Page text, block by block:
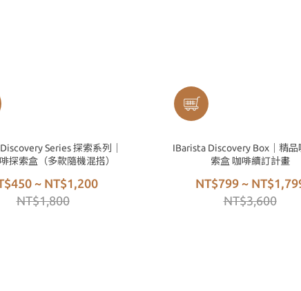
Series 探索系列｜
探索盒（多款隨機混搭）
~ NT$1,200
NT$1,800
IBarista Discovery Box｜精品
索盒 咖啡續訂計畫
NT$799 ~
NT$3,600